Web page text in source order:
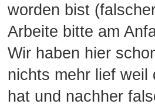
worden bist
Arbeite bitte am
Wir haben hier
nichts mehr lief weil
hat und nachher